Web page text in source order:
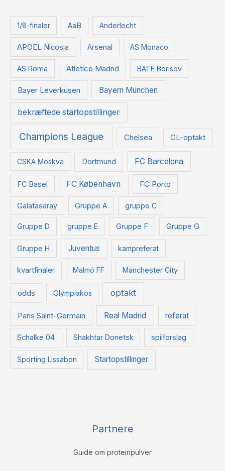
e
1/8-finaler AaB Anderlecht
APOEL Nicosia Arsenal AS Monaco
AS Roma Atletico Madrid BATE Borisov
Bayer Leverkusen Bayern München
bekræftede startopstillinger
Champions League Chelsea CL-optakt
CSKA Moskva Dortmund FC Barcelona
FC Basel FC København FC Porto
Galatasaray Gruppe A gruppe C
Gruppe D gruppe E Gruppe F Gruppe G
Gruppe H Juventus kampreferat
kvartfinaler Malmö FF Manchester City
odds Olympiakos optakt
Paris Saint-Germain Real Madrid referat
Schalke 04 Shakhtar Donetsk spilforslag
Sporting Lissabon Startopstillinger
Partnere
Guide om proteinpulver